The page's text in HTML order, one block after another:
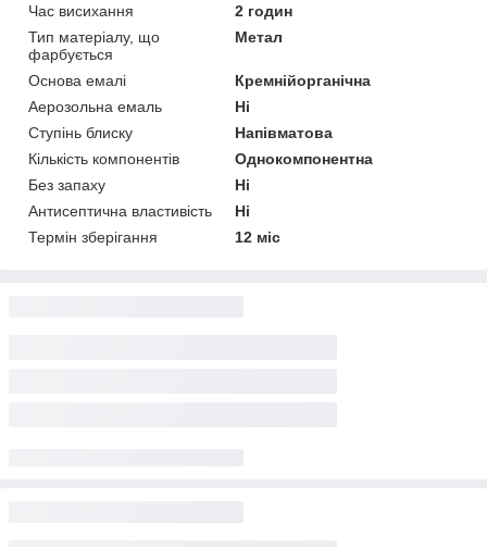
Час висихання
2 годин
Тип матеріалу, що
фарбується
Метал
Основа емалі
Кремнійорганічна
Аерозольна емаль
Ні
Ступінь блиску
Напівматова
Кількість компонентів
Однокомпонентна
Без запаху
Ні
Антисептична властивість
Ні
Термін зберігання
12 міс